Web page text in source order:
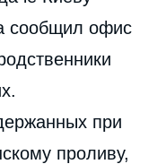
сообщил офис
при
проливу,